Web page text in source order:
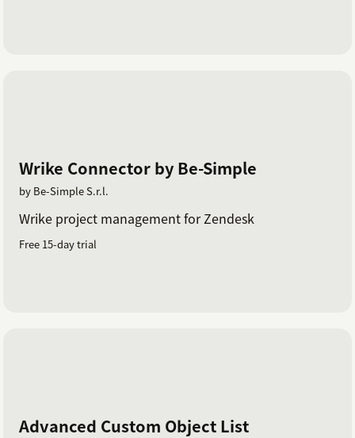
Wrike Connector by Be-Simple
by Be-Simple S.r.l.
Wrike project management for Zendesk
Free 15-day trial
Advanced Custom Object List